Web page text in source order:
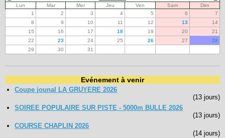
Lun Mar Mer Jeu Ven Sam
Dim
1
2 3 4 5 6
7
8
9 10 11 12 13
14
15
16 17 18 19 20
21
22
23 24 25 26 27
28
29
30 31
Evénement à venir
Coupe jounal LA GRUYERE 2026
(13 jours)
SOIREE POPULAIRE SUR PISTE - 5000m BULLE 2026
(13 jours)
COURSE CHAPLIN 2026
(14 jours)